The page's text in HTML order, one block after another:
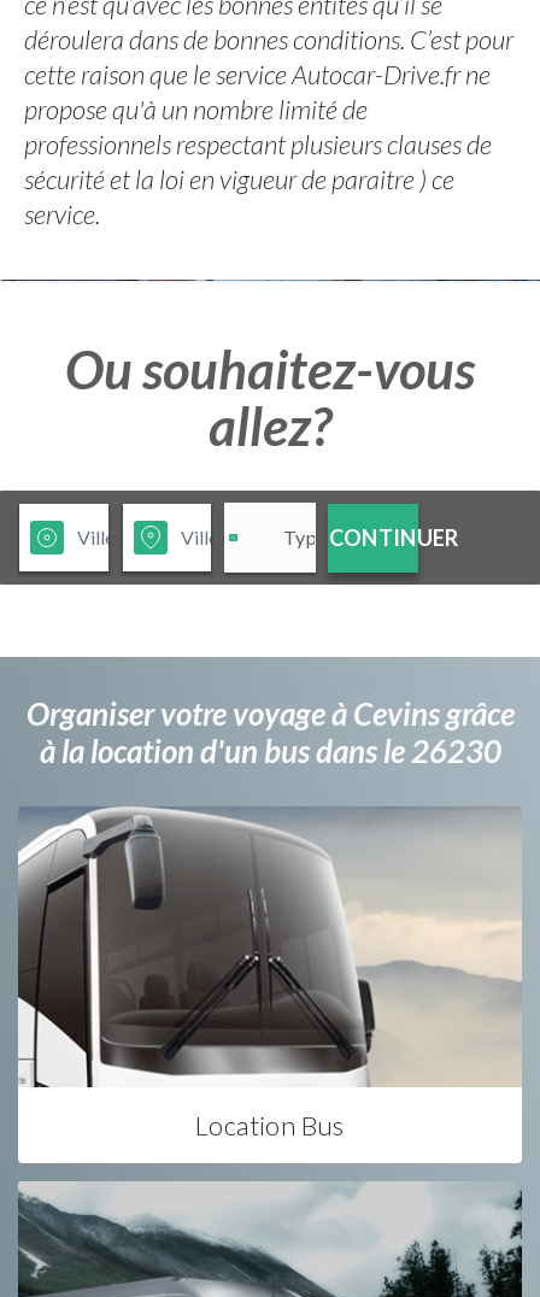
déroulera dans de bonnes conditions. C’est pour
cette raison que le service Autocar-Drive.fr ne
propose qu'à un nombre limité de
professionnels respectant plusieurs clauses de
sécurité et la loi en vigueur de paraitre ) ce
service.
Ou souhaitez-vous
allez?
CONTINUER
Organiser votre voyage à Cevins grâce
à la location d'un bus dans le 26230
Location Bus